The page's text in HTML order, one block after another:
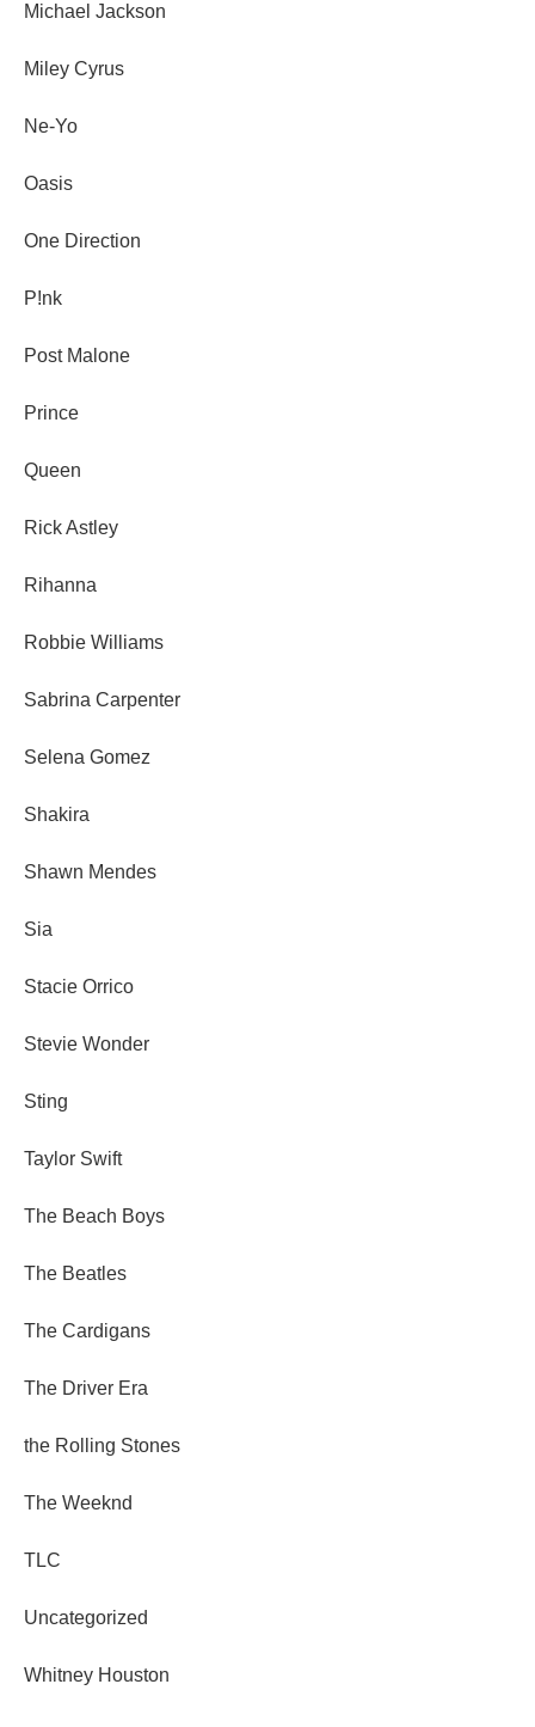
Michael Jackson
Miley Cyrus
Ne-Yo
Oasis
One Direction
P!nk
Post Malone
Prince
Queen
Rick Astley
Rihanna
Robbie Williams
Sabrina Carpenter
Selena Gomez
Shakira
Shawn Mendes
Sia
Stacie Orrico
Stevie Wonder
Sting
Taylor Swift
The Beach Boys
The Beatles
The Cardigans
The Driver Era
the Rolling Stones
The Weeknd
TLC
Uncategorized
Whitney Houston